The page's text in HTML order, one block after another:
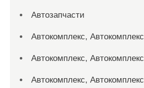
Автозапчасти
Автокомплекс, Автокомплекс
Автокомплекс, Автокомплекс
Автокомплекс, Автокомплекс